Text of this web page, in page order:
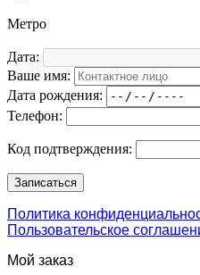
Метро
Дата:
Ваше имя:
Дата рождения:
Телефон:
Код подтверждения:
Политика
Пользовательское
Мой заказ